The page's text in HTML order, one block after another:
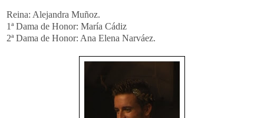
Reina: Alejandra Muñoz.
1ª Dama de Honor: María Cádiz
2ª Dama de Honor: Ana Elena Narváez.